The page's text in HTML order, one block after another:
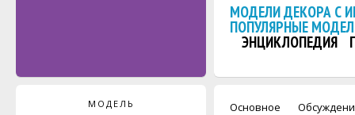
МОДЕЛИ ДЕКОРА С
ПОПУЛЯРНЫЕ
ЭНЦИКЛОПЕДИЯ
МОДЕЛЬ Основное